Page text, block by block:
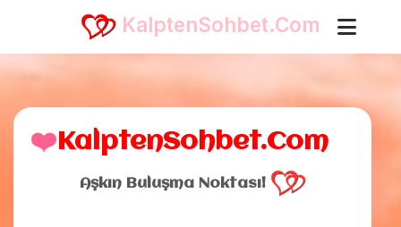
KalptenSohbet.Com
❤️ KalptenSohbet.Com
Aşkın Buluşma Noktası!